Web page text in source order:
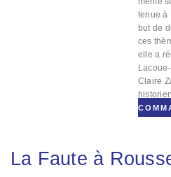
tenue à
but de
ces
elle a
Claire
La Faute à